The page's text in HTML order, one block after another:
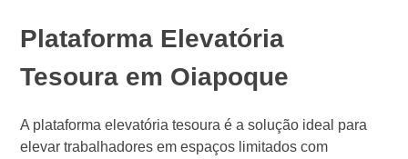
Plataforma Elevatória
Tesoura em Oiapoque
A plataforma elevatória tesoura é a solução ideal para
elevar trabalhadores em espaços limitados com